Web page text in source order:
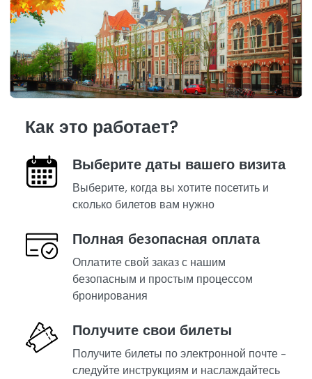
Как это работает?
Выберите даты вашего визита
Выберите, когда вы хотите посетить и
сколько билетов вам нужно
Полная безопасная оплата
Оплатите свой заказ с нашим
безопасным и простым процессом
бронирования
Получите свои билеты
Получите билеты по электронной почте -
следуйте инструкциям и наслаждайтесь